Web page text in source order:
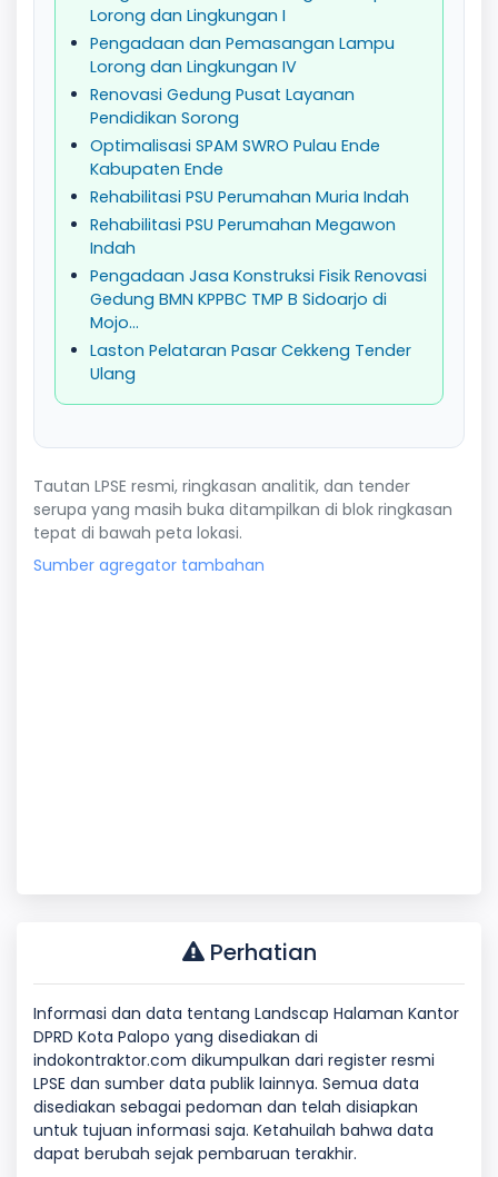
Lorong dan Lingkungan I
Pengadaan dan Pemasangan Lampu
Lorong dan Lingkungan IV
Renovasi Gedung Pusat Layanan
Pendidikan Sorong
Optimalisasi SPAM SWRO Pulau Ende
Kabupaten Ende
Rehabilitasi PSU Perumahan Muria Indah
Rehabilitasi PSU Perumahan Megawon
Indah
Pengadaan Jasa Konstruksi Fisik Renovasi
Gedung BMN KPPBC TMP B Sidoarjo di
Mojo...
Laston Pelataran Pasar Cekkeng Tender
Ulang
Tautan LPSE resmi, ringkasan analitik, dan tender
serupa yang masih buka ditampilkan di blok ringkasan
tepat di bawah peta lokasi.
Sumber agregator tambahan
Perhatian
Informasi dan data tentang Landscap Halaman Kantor
DPRD Kota Palopo yang disediakan di
indokontraktor.com dikumpulkan dari register resmi
LPSE dan sumber data publik lainnya. Semua data
disediakan sebagai pedoman dan telah disiapkan
untuk tujuan informasi saja. Ketahuilah bahwa data
dapat berubah sejak pembaruan terakhir.